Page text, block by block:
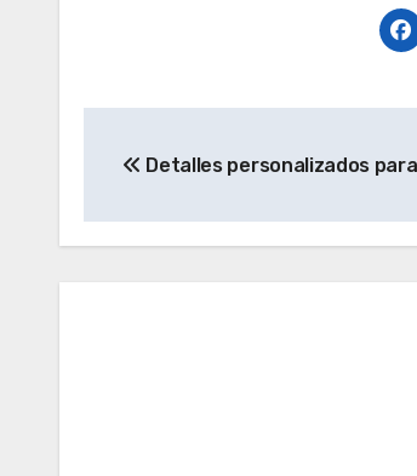
de
entradas
Detalles personalizados